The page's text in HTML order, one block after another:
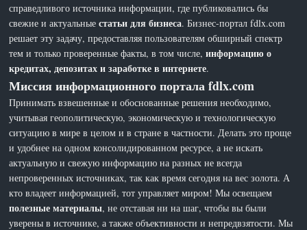
справедливого источника информации, где публиковались бы
свежие и актуальныестатьи для бизнеса. Бизнес-портал fdlx.com
решает эту задачу, предоставляя пользователям обширный спектр
тем и только проверенные факты, в том числе,информацию о
кредитах, депозитах и заработке в интернете.
Миссия информационного портала fdlx.com
Принимать взвешенные и обоснованные решения необходимо,
учитывая геополитическую, экономическую и технологическую
ситуацию в мире в целом и в стране в частности. Делать это проще
и удобнее на одном консолидированном ресурсе, а не искать
актуальную и свежую информацию на разных не всегда
непроверенных источниках, так как время сегодня на вес золота. А
кто владеет информацией, тот управляет миром! Мы освещаем
полезные материалы, не отставая ни на шаг, чтобы вы были
уверены в источнике, а также объективности и непредвзятости. Мы